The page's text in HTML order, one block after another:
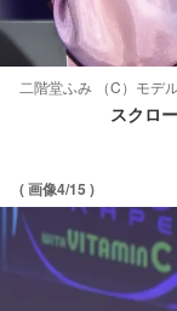
二階堂ふみ （C）モデ
スクロ
( 画像4/15 )